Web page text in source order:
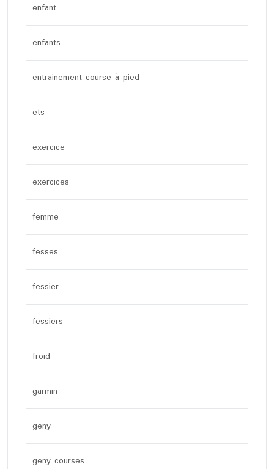
enfant
enfants
entrainement course à pied
ets
exercice
exercices
femme
fesses
fessier
fessiers
froid
garmin
geny
geny courses